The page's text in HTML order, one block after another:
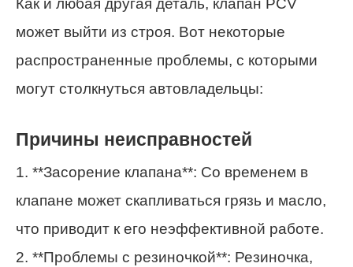
Как и любая другая деталь, клапан PCV
может выйти из строя. Вот некоторые
распространенные проблемы, с которыми
могут столкнуться автовладельцы:
Причины неисправностей
1. **Засорение клапана**: Со временем в
клапане может скапливаться грязь и масло,
что приводит к его неэффективной работе.
2. **Проблемы с резиночкой**: Резиночка,